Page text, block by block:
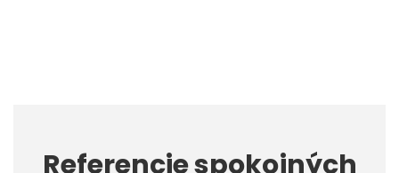
Referencie spokojných